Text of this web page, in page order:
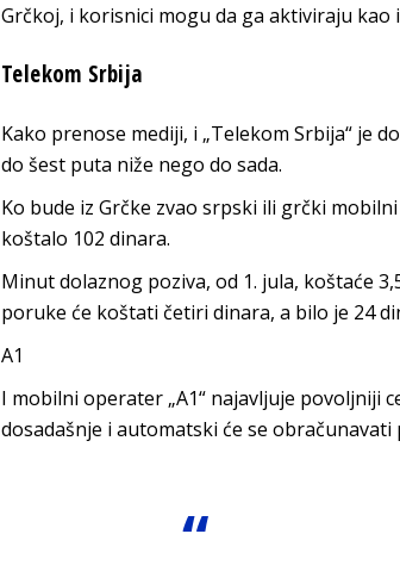
Grčkoj, i korisnici mogu da ga aktiviraju kao
Telekom Srbija
Kako prenose mediji, i „Telekom Srbija“ je
do šest puta niže nego do sada.
Ko bude iz Grčke zvao srpski ili grčki
koštalo 102 dinara.
Minut dolaznog poziva, od 1. jula, koštaće
poruke će koštati četiri dinara, a bilo je 24
A1
I mobilni operater „A1“ najavljuje povoljniji
dosadašnje i automatski će se